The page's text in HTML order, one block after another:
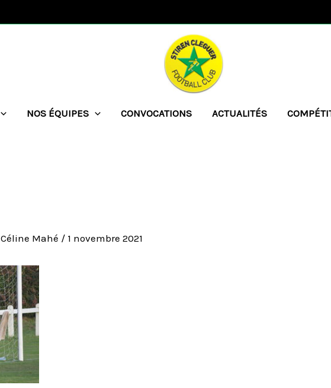
NOS ÉQUIPES CONVOCATIONS ACTUALITÉS
Céline Mahé / 1 novembre 2021